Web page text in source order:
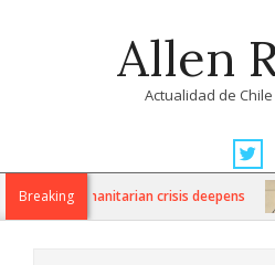
Allen
Actualidad de
Navigation
MenuBreaking
as humanitarian crisis deepens